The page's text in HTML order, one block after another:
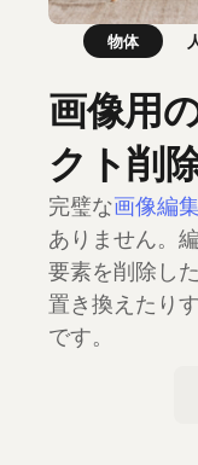
物体
画像用
クト削
完璧な画像編
ありません。
要素を削除し
置き換えたり
です。